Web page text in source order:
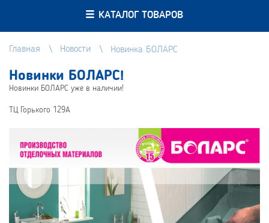
КАТАЛОГ ТОВАРОВ
Главная Новости Новинка БОЛАРС
Новинки БОЛАРС!
Новинки БОЛАРС уже в наличии!
ТЦ Горького 129А